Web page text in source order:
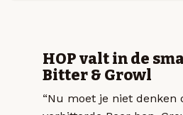
HOP valt in de
Bitter & Growl
“Nu moet je niet denken